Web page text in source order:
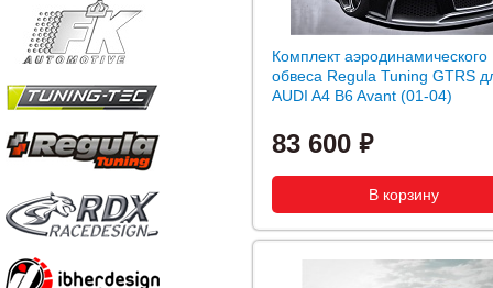
Комплект аэродинамического
обвеса Regula Tuning GTRS
AUDI A4 B6 Avant (01-04)
83 600